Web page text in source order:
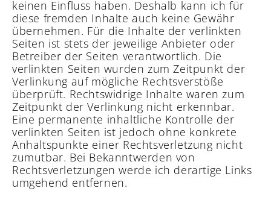
keinen Einfluss haben. Deshalb kann ich für
diese fremden Inhalte auch keine Gewähr
übernehmen. Für die Inhalte der verlinkten
Seiten ist stets der jeweilige Anbieter oder
Betreiber der Seiten verantwortlich. Die
verlinkten Seiten wurden zum Zeitpunkt der
Verlinkung auf mögliche Rechtsverstöße
überprüft. Rechtswidrige Inhalte waren zum
Zeitpunkt der Verlinkung nicht erkennbar.
Eine permanente inhaltliche Kontrolle der
verlinkten Seiten ist jedoch ohne konkrete
Anhaltspunkte einer Rechtsverletzung nicht
zumutbar. Bei Bekanntwerden von
Rechtsverletzungen werde ich derartige Links
umgehend entfernen.